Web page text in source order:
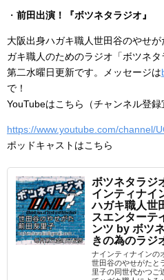
・ 前田出演！『ボツネタラジオ』
大阪出身ハガキ職人世田谷のやせ
ガキ職人のためのラジオ「ボツネ
第二水曜日更新です。メッセージは
で！
YouTubeはこちら（チャンネル登録
https://www.youtube.com/channel/
ポッドキャストはこちら
ボツネタラジ
インティナイ
ハガキ職人世
スエンターテ
ンツ by ボツ
きの為のラジ
ナインティナインの
世田谷のやせがたと
里子の同世代かつご